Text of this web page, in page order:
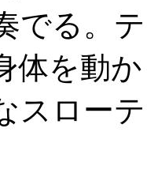
でる。
体を動
スロー